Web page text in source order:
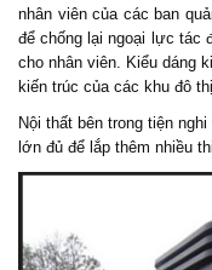
nhân viên của các ban
để chống lại ngoại lực tác
cho nhân viên. Kiểu dáng
kiến trúc của các khu đô
Nội thất bên trong tiện
lớn đủ để lắp thêm nhiều